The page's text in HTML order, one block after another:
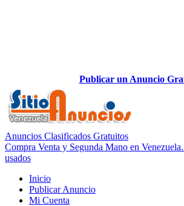
Publicar un Anuncio
Anuncios Clasificados Gratuitos
Compra Venta y Segunda Mano en
usados
Inicio
Publicar Anuncio
Mi Cuenta